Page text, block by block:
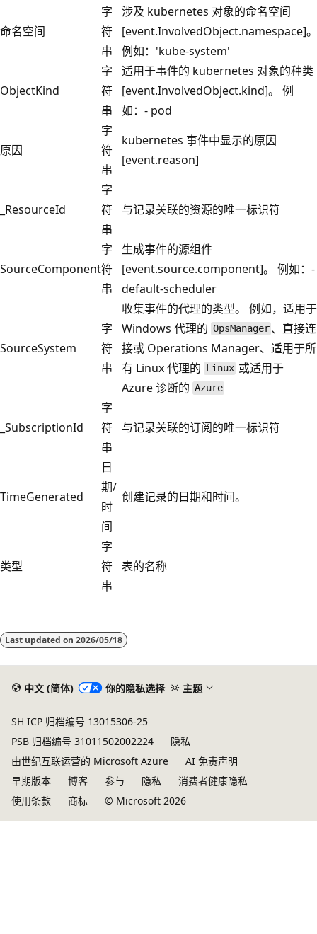
命名空间
字
符
串
涉及 kubernetes 对象的命名空间
[event.InvolvedObject.namespace]。
例如：'kube-system'
ObjectKind
字
符
串
适用于事件的 kubernetes 对象的种类
[event.InvolvedObject.kind]。 例
如：- pod
原因
字
符
串
kubernetes 事件中显示的原因
[event.reason]
_ResourceId
字
符
串
与记录关联的资源的唯一标识符
SourceComponent
字
符
串
生成事件的源组件
[event.source.component]。 例如：-
default-scheduler
SourceSystem
字
符
串
收集事件的代理的类型。 例如，适用于
Windows 代理的 OpsManager 、直接连
接或 Operations Manager、适用于所
有 Linux 代理的 Linux 或适用于
Azure 诊断的 Azure
_SubscriptionId
字
符
串
与记录关联的订阅的唯一标识符
TimeGenerated
日
期/
时
间
创建记录的日期和时间。
类型
字
符
串
表的名称
模
式
Last updated on 2026/05/18
中文 (简体) 你的隐私选择 主题
SH ICP 归档编号 13015306-25
PSB 归档编号 31011502002224
隐私
由世纪互联运营的 Microsoft Azure
AI 免责声明
早期版本
博客 参与 隐私
消费者健康隐私
使用条款
商标 © Microsoft 2026